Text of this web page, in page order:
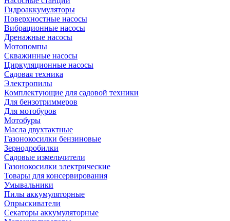
Гидроаккумуляторы
Поверхностные насосы
Вибрационные насосы
Дренажные насосы
Мотопомпы
Скважинные насосы
Циркуляционные насосы
Садовая техника
Электропилы
Комплектующие для садовой техники
Для бензотриммеров
Для мотобуров
Мотобуры
Масла двухтактные
Газонокосилки бензиновые
Зернодробилки
Садовые измельчители
Газонокосилки электрические
Товары для консервирования
Умывальники
Пилы аккумуляторные
Опрыскиватели
Секаторы аккумуляторные